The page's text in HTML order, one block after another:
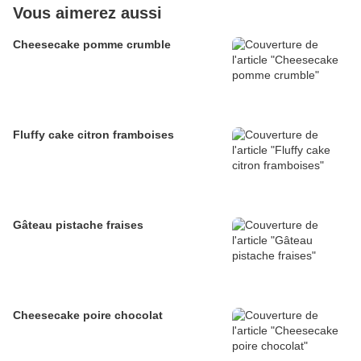
Vous aimerez aussi
Cheesecake pomme crumble
Fluffy cake citron framboises
Gâteau pistache fraises
Cheesecake poire chocolat